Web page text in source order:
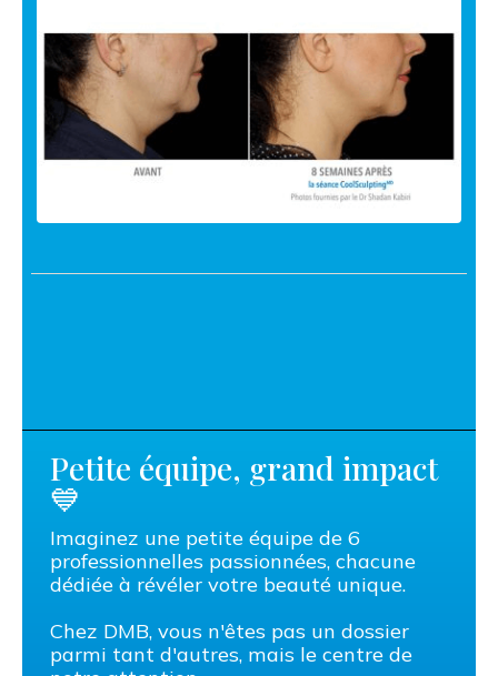
Petite équipe, grand impact
💙
Imaginez une petite équipe de 6
professionnelles passionnées, chacune
dédiée à révéler votre beauté unique.
Chez DMB, vous n'êtes pas un dossier
parmi tant d'autres, mais le centre de